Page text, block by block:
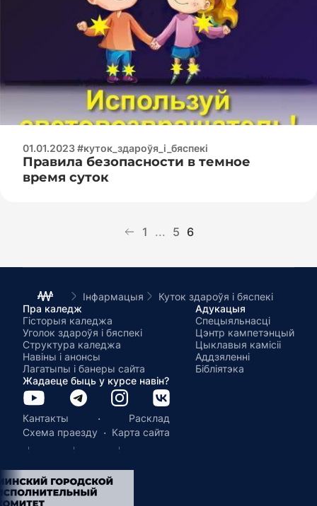
01.01.2023 #куток_здароўя_і_бяспекі
Правила безопасности в темное
время суток
1 ... 5 6
Інфармацыя
Куток здароўя і бяспекі
Пра каледж
Гісторыя каледжа
Уголок здароўя і бяспекі
Структура каледжа
Навіны і анонсы
Лагатыпы і банеры сайта
Адукацыя
Спецыяльнасці
Цэнтр кампетэнцый
Цыклавыя камісіі
Аддзяленні
Бібліятэка
Жадаеце быць у курсе навін?
Кантакты ·
Расклад
Схема праезду · Карта сайта